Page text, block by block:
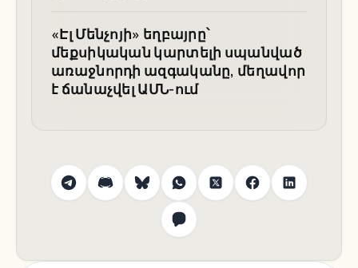
«Էլ Մենչոյի» եղբայրը՝
մեքսիկական կարտելի սպանված
առաջնորդի ազգականը, մեղավոր
է ճանաչվել ԱՄՆ-ում